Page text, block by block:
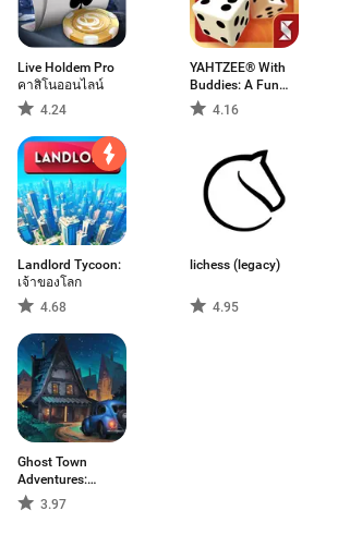
Live Holdem Pro
คาสิโนออนไลน์
4.24
YAHTZEE® With
Buddies: A Fun
Dice Game for
Friends
4.16
Landlord Tycoon:
เจ้าของโลก
4.68
lichess (legacy)
4.95
Ghost Town
Adventures:
Mystery Riddles
Game
3.97